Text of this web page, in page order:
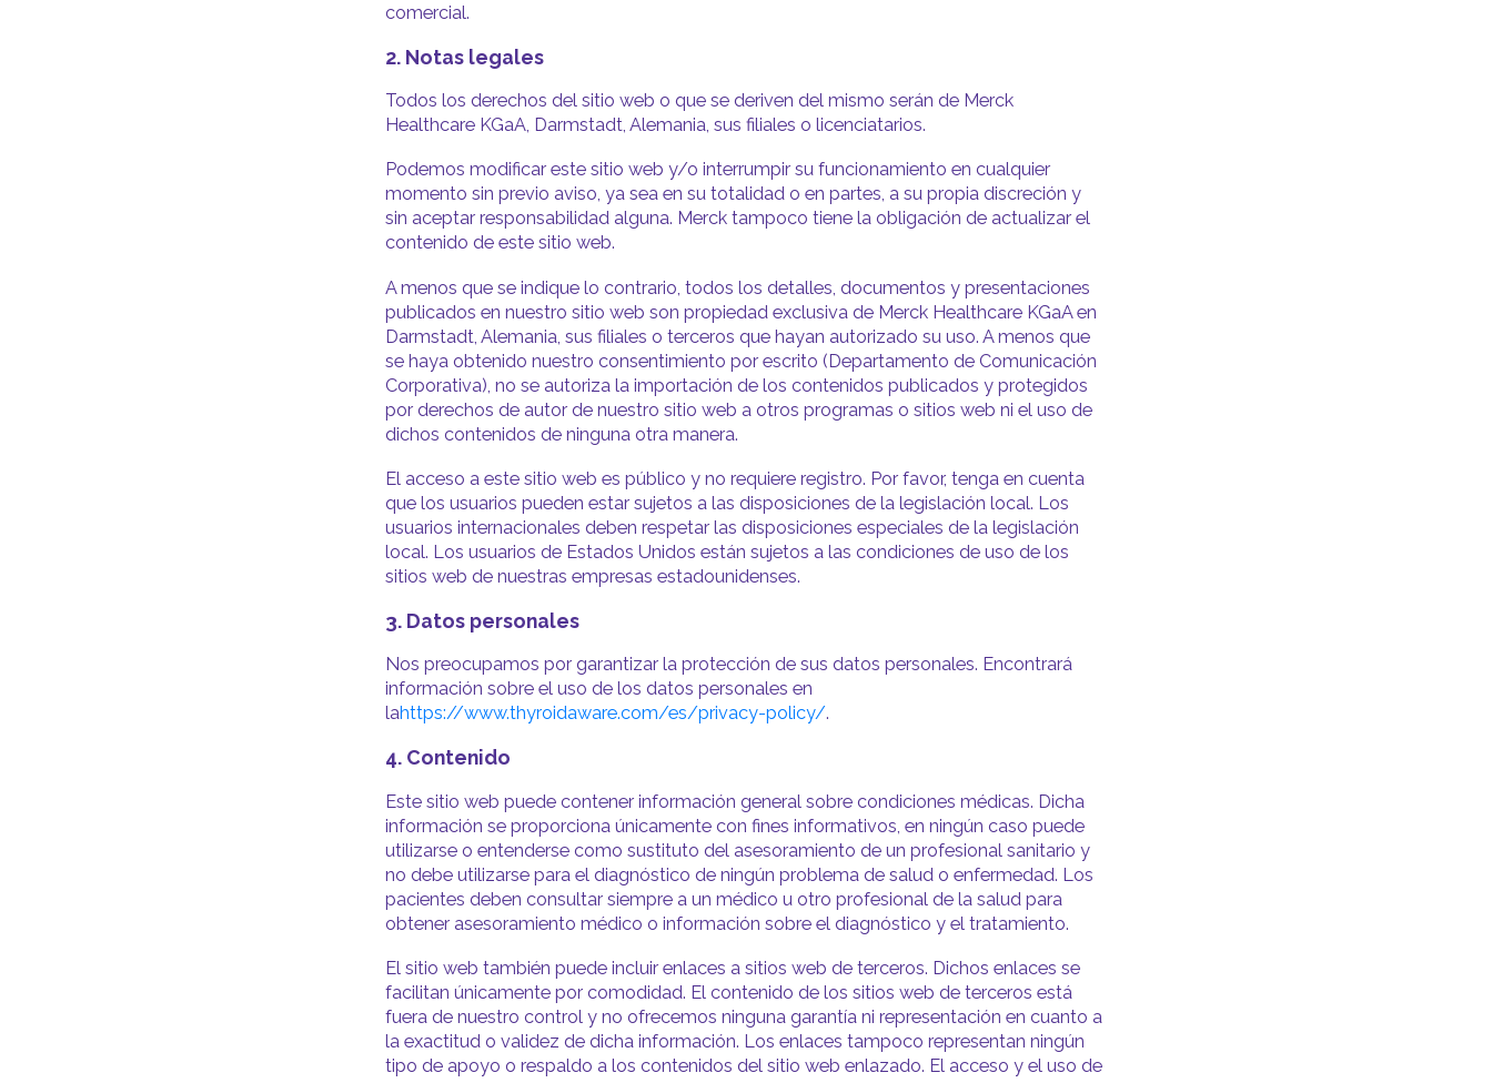
comercial.
2. Notas legales
Todos los derechos del sitio web o que se deriven del mismo serán de Merck
Healthcare KGaA, Darmstadt, Alemania, sus filiales o licenciatarios.
Podemos modificar este sitio web y/o interrumpir su funcionamiento en cualquier
momento sin previo aviso, ya sea en su totalidad o en partes, a su propia discreción y
sin aceptar responsabilidad alguna. Merck tampoco tiene la obligación de actualizar el
contenido de este sitio web.
A menos que se indique lo contrario, todos los detalles, documentos y presentaciones
publicados en nuestro sitio web son propiedad exclusiva de Merck Healthcare KGaA en
Darmstadt, Alemania, sus filiales o terceros que hayan autorizado su uso. A menos que
se haya obtenido nuestro consentimiento por escrito (Departamento de Comunicación
Corporativa), no se autoriza la importación de los contenidos publicados y protegidos
por derechos de autor de nuestro sitio web a otros programas o sitios web ni el uso de
dichos contenidos de ninguna otra manera.
El acceso a este sitio web es público y no requiere registro. Por favor, tenga en cuenta
que los usuarios pueden estar sujetos a las disposiciones de la legislación local. Los
usuarios internacionales deben respetar las disposiciones especiales de la legislación
local. Los usuarios de Estados Unidos están sujetos a las condiciones de uso de los
sitios web de nuestras empresas estadounidenses.
3. Datos personales
Nos preocupamos por garantizar la protección de sus datos personales. Encontrará
información sobre el uso de los datos personales en
lahttps://www.thyroidaware.com/es/privacy-policy/.
4. Contenido
Este sitio web puede contener información general sobre condiciones médicas. Dicha
información se proporciona únicamente con fines informativos, en ningún caso puede
utilizarse o entenderse como sustituto del asesoramiento de un profesional sanitario y
no debe utilizarse para el diagnóstico de ningún problema de salud o enfermedad. Los
pacientes deben consultar siempre a un médico u otro profesional de la salud para
obtener asesoramiento médico o información sobre el diagnóstico y el tratamiento.
El sitio web también puede incluir enlaces a sitios web de terceros. Dichos enlaces se
facilitan únicamente por comodidad. El contenido de los sitios web de terceros está
fuera de nuestro control y no ofrecemos ninguna garantía ni representación en cuanto a
la exactitud o validez de dicha información. Los enlaces tampoco representan ningún
tipo de apoyo o respaldo a los contenidos del sitio web enlazado. El acceso y el uso de